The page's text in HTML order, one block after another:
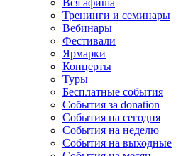
Вся афиша
Тренинги и семинары
Вебинары
Фестивали
Ярмарки
Концерты
Туры
Бесплатные события
События за donation
События на сегодня
События на неделю
События на выходные